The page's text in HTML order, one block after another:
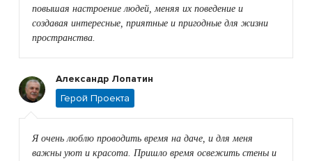
повышая настроение людей, меняя их поведение и
создавая интересные, приятные и пригодные для жизни
пространства.
Александр Лопатин
Герой Проекта
Я очень люблю проводить время на даче, и для меня
важны уют и красота. Пришло время освежить стены и